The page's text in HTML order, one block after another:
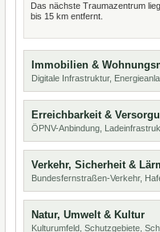
Das nächste Traumazentrum
bis 15 km entfernt.
Immobilien &
Digitale Infrastruktur,
Erreichbarkeit &
ÖPNV-Anbindung,
Verkehr, Sicherheit &
Bundesfernstraßen-Verkehr,
Natur, Umwelt & Kultur
Kulturumfeld, Schutzgebiete,